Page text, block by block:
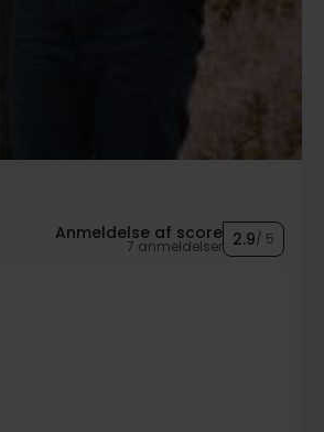
Anmeldelse af score
7 anmeldelser 2.9/ 5